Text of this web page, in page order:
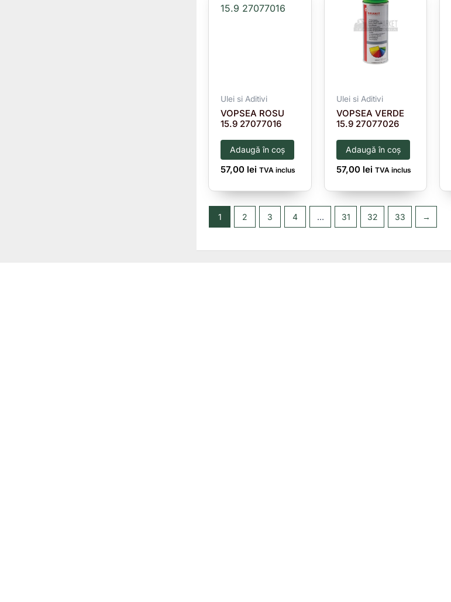
Ulei si Aditivi
VOPSEA ROSU
15.9 27077016
Adaugă în coș
57,00 lei TVA inclus
Ulei si Aditivi
VOPSEA VERDE
15.9 27077026
Adaugă în coș
57,00 lei TVA inclus
1 2 3 4 … 31 32 33 →